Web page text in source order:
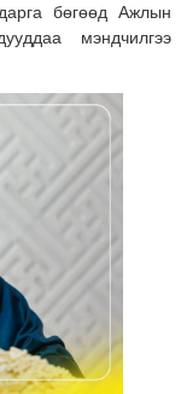
бөгөөд Ажлын
мэндчилгээ